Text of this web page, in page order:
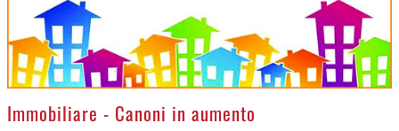
Immobiliare - Canoni in aumento